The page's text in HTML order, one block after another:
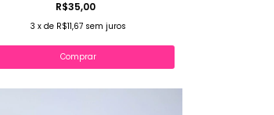
R$35,00
3 x de R$11,67 sem juros
Comprar